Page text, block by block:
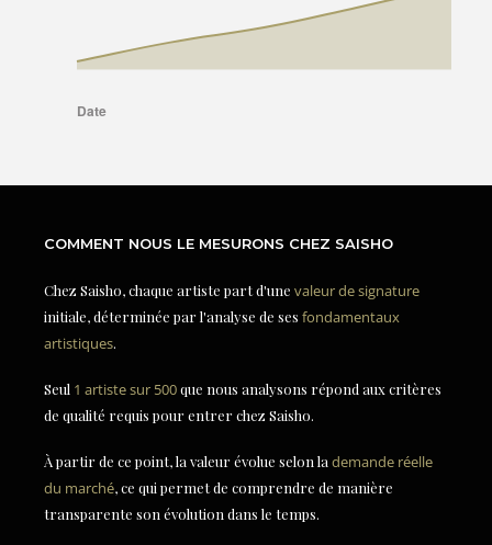
COMMENT NOUS LE MESURONS CHEZ SAISHO
Chez Saisho, chaque artiste part d'une valeur de signature
initiale, déterminée par l'analyse de ses fondamentaux
artistiques.
Seul 1 artiste sur 500que nous analysons répond aux critères
de qualité requis pour entrer chez Saisho.
À partir de ce point, la valeur évolue selon la demande réelle
du marché, ce qui permet de comprendre de manière
transparente son évolution dans le temps.